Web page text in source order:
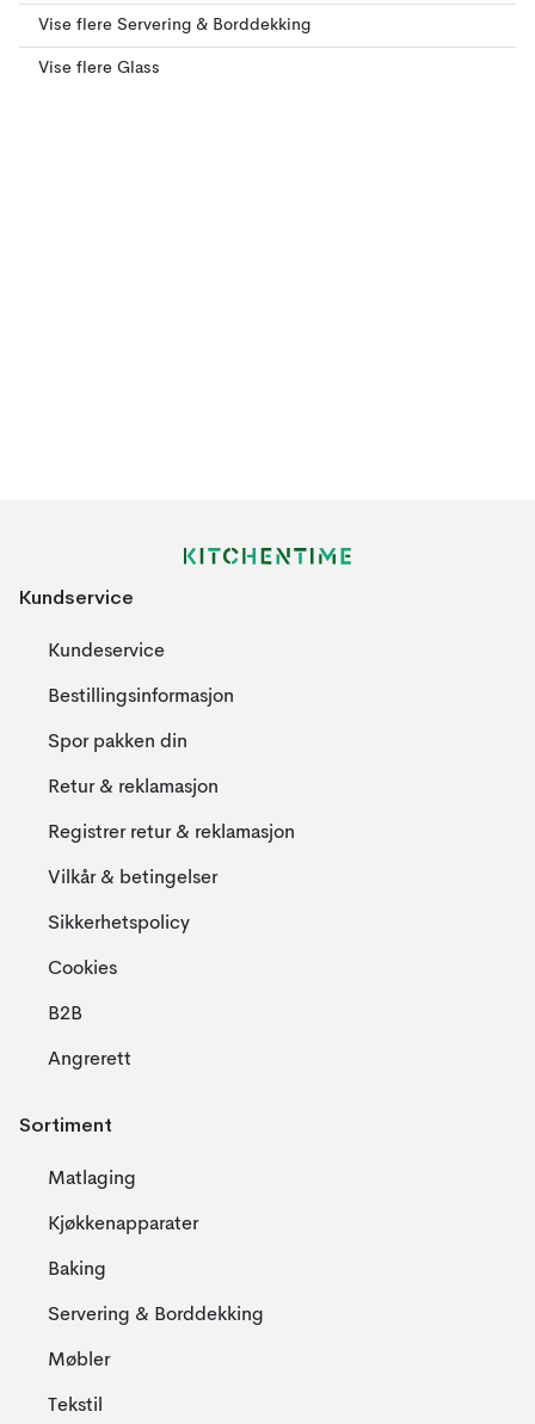
Vise flere Servering & Borddekking
Vise flere Glass
Kundservice
Kundeservice
Bestillingsinformasjon
Spor pakken din
Retur & reklamasjon
Registrer retur & reklamasjon
Vilkår & betingelser
Sikkerhetspolicy
Cookies
B2B
Angrerett
Sortiment
Matlaging
Kjøkkenapparater
Baking
Servering & Borddekking
Møbler
Tekstil